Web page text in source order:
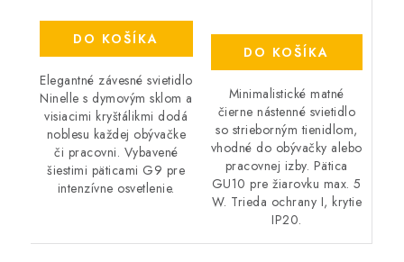
DO KOŠÍKA
Elegantné závesné svietidlo
Ninelle s dymovým sklom a
visiacimi kryštálikmi dodá
noblesu každej obývačke
či pracovni. Vybavené
šiestimi päticami G9 pre
intenzívne osvetlenie.
DO KOŠÍKA
Minimalistické matné
čierne nástenné svietidlo
so strieborným tienidlom,
vhodné do obývačky alebo
pracovnej izby. Pätica
GU10 pre žiarovku max. 5
W. Trieda ochrany I, krytie
IP20.